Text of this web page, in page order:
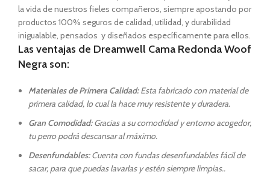
la vida de nuestros fieles compañeros, siempre apostando por
productos 100% seguros de calidad, utilidad, y durabilidad
inigualable, pensados y diseñados específicamente para ellos.
Las ventajas de Dreamwell Cama Redonda Woof
Negra son:
Materiales de Primera Calidad:Esta fabricado con material de
primera calidad, lo cual la hace muy resistente y duradera.
Gran Comodidad:Gracias a su comodidad y entorno acogedor,
tu perro podrá descansar al máximo.
Desenfundables:Cuenta con fundas desenfundables fácil de
sacar, para que puedas lavarlas y estén siempre limpias..